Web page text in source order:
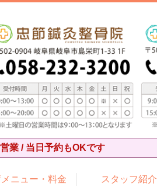
業 / 当日予約もOKです
ニュー・料金 スタッフ紹介